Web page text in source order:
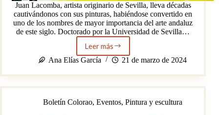
Juan Lacomba, artista originario de Sevilla, lleva décadas
cautivándonos con sus pinturas, habiéndose convertido en
uno de los nombres de mayor importancia del arte andaluz
de este siglo. Doctorado por la Universidad de Sevilla…
Leer más
λ:
558-
nm.
La
de
Ana Elías García 21 de marzo de 2024
Boletín Colorao,Eventos,Pintura y escultura